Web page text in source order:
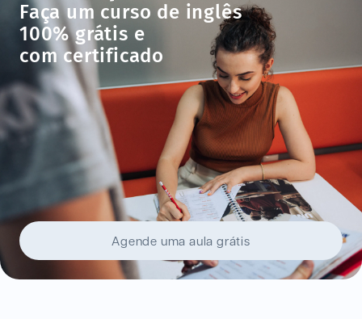
Faça um curso de inglês
100% grátis e
com certificado
Agende uma aula grátis